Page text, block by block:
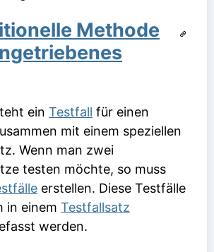
Methode
ein Testfall für einen
mit einem speziellen
Wenn man zwei
testen möchte, so muss
erstellen. Diese Testfälle
in einem Testfallsatz
werden.